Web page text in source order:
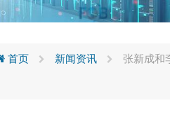
首页 新闻资讯 张新成